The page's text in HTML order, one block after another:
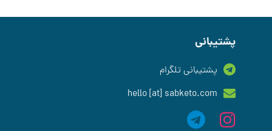
پشتیبانی
پشتیبانی تلگرام
hello [at] sabketo.com